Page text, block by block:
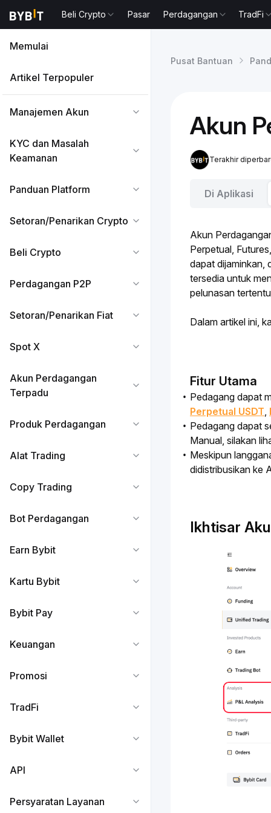
Beli Crypto Pasar Perdagangan TradFi
Memulai
Artikel Terpopuler
Manajemen Akun
KYC dan Masalah
Keamanan
Panduan Platform
Setoran/Penarikan Crypto
Beli Crypto
Perdagangan P2P
Setoran/Penarikan Fiat
Spot X
Akun Perdagangan
Terpadu
Produk Perdagangan
Alat Trading
Copy Trading
Bot Perdagangan
Earn Bybit
Kartu Bybit
Bybit Pay
Keuangan
Promosi
TradFi
Bybit Wallet
API
Persyaratan Layanan
Pusat Bantuan
Akun
Terakhir
Di Aplikasi
Akun
Perpetual, Futures
dapat dijaminkan,
tersedia untuk
pelunasan
Dalam artikel ini,
Fitur Utama
Pedagang dapat
Perpetual USDT,
Pedagang dapat
Manual, silakan
Meskipun
didistribusikan ke
Ikhtisar